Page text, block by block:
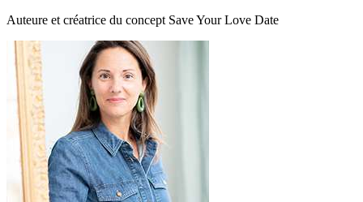
Auteure et créatrice du concept Save Your Love Date